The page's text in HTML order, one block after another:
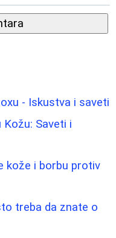
- Iskustva i saveti
Saveti i
kože i borbu protiv
treba da znate o